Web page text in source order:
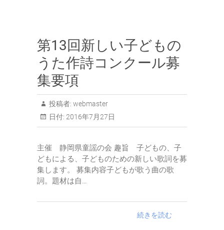
第13回新しい子どもの
うた作詩コンクール募
集要項
投稿者: webmaster
日付: 2016年7月27日
主催 静岡県童謡の会 趣旨 子どもの、子
どもによる、子どものための新しい歌詞を募
集します。 募集内容子どもが歌う曲の歌
詞。題材は自…
続きを読む